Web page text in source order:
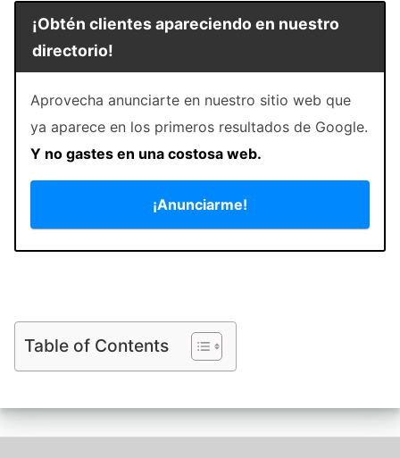
¡Obtén clientes apareciendo en nuestro
directorio!
Aprovecha anunciarte en nuestro sitio web que
ya aparece en los primeros resultados de Google.
Y no gastes en una costosa web.
¡Anunciarme!
Table of Contents